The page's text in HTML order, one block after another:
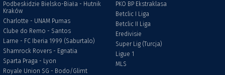
Podbeskidzie Bielsko-Biała - Hutnik
Kraków
Charlotte - UNAM Pumas
Clube do Remo - Santos
Larne - FC Iberia 1999 (Saburtalo)
Shamrock Rovers - Egnatia
Sparta Praga - Lyon
Royale Union SG - Bodo/Glimt
PKO BP Ekstraklasa
Betclic I Liga
Betclic II Liga
Eredivisie
Super Lig (Turcja)
Ligue 1
MLS